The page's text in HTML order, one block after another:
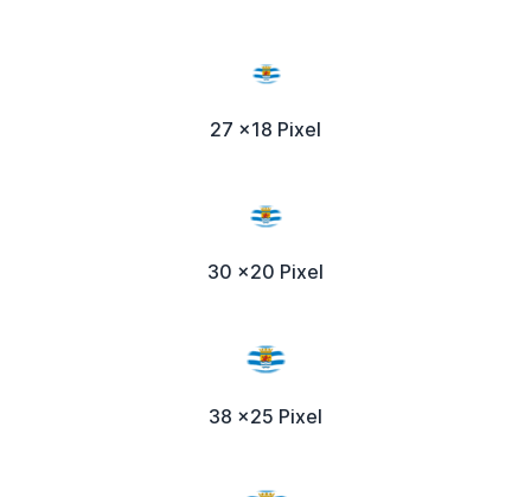
27 x18 Pixel
30 x20 Pixel
38 x25 Pixel